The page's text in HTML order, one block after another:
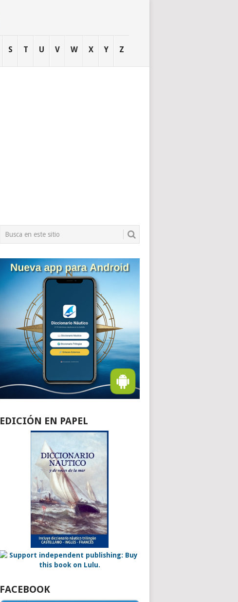
S T U V W X Y Z
EDICIÓN EN PAPEL
FACEBOOK